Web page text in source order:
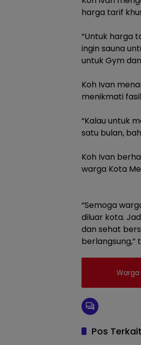
harga tarif
‎“Untuk harga
ingin sauna
untuk Gym
‎Koh Ivan
menikmati
‎“Kalau untuk
satu bulan,
‎Koh Ivan
warga Kota
‎“Semoga
diluar kota.
dan sehat
berlangsung,”
Warga
Pos Terkait